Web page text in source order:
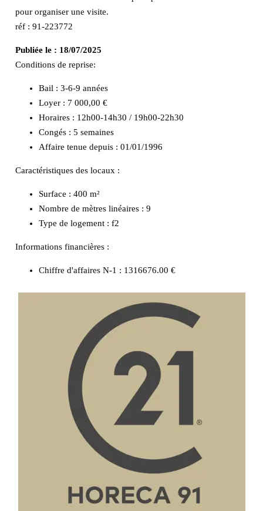
pour organiser une visite.
réf : 91-223772
Publiée le : 18/07/2025
Conditions de reprise:
Bail : 3-6-9 années
Loyer : 7 000,00 €
Horaires : 12h00-14h30 / 19h00-22h30
Congés : 5 semaines
Affaire tenue depuis : 01/01/1996
Caractéristiques des locaux :
Surface : 400 m²
Nombre de mètres linéaires : 9
Type de logement : f2
Informations financières :
Chiffre d'affaires N-1 : 1316676.00 €